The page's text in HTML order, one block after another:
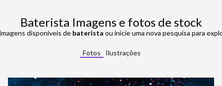
Baterista Imagens e fotos de stock
disponíveis de baterista ou inicie uma nova pesquisa para
Fotos Ilustrações